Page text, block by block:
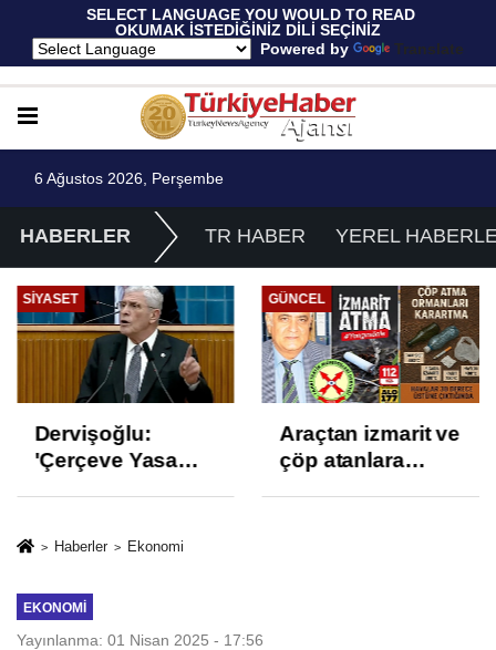
SELECT LANGUAGE YOU WOULD TO READ
OKUMAK İSTEDİĞİNİZ DİLİ SEÇİNİZ
Powered by
Translate
6 Ağustos 2026, Perşembe
HABERLER TR HABER YEREL
SIYASET
Dervişoğlu:
'Çerçeve Yasa
ve İhanet
GÜNCEL
Araçtan izmarit ve
çöp atanlara
Haberler Ekonomi
EKONOMI
Yayınlanma: 01 Nisan 2025 - 17:56